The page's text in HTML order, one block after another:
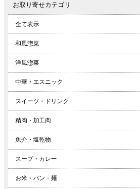
お取り寄せカテゴリ
全て表示
和風惣菜
洋風惣菜
中華・エスニック
スイーツ・ドリンク
精肉・加工肉
魚介・塩乾物
スープ・カレー
お米・パン・麺